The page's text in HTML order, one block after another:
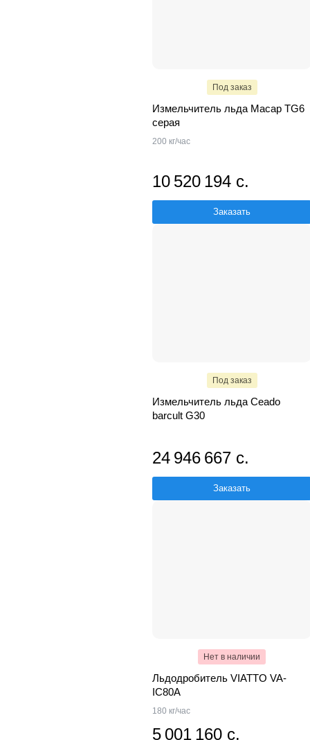
Под заказ
Измельчитель льда Macap TG6
серая
200 кг/час
10 520 194 с.
Заказать
Под заказ
Измельчитель льда Ceado
barcult G30
24 946 667 с.
Заказать
Нет в наличии
Льдодробитель VIATTO VA-
IC80A
180 кг/час
5 001 160 с.